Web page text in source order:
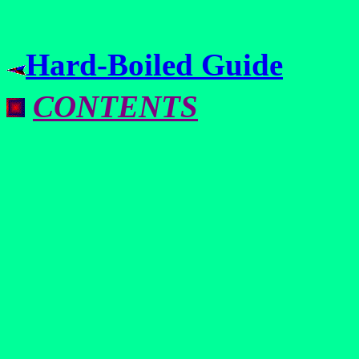
Hard-Boiled Guide
CONTENTS